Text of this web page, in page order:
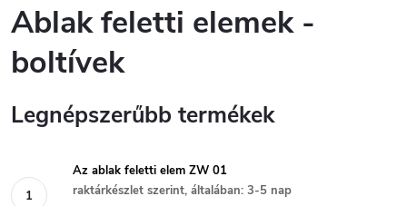
Ablak feletti elemek -
boltívek
Legnépszerűbb termékek
Az ablak feletti elem ZW 01
raktárkészlet szerint, általában: 3-5 nap